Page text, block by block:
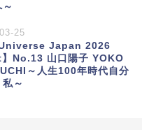
25
Universe Japan 2026
No.13 山口陽子 YOKO
～人生100年時代自分
～